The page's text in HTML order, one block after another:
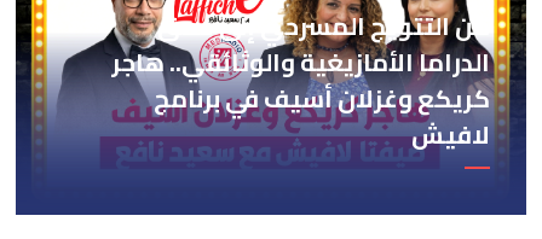
من التتويج المسرحي إلى عمق
الدراما الأمازيغية والوثائقي.. هاجر
كريكع وغزلان أسيف في برنامج
لافيش